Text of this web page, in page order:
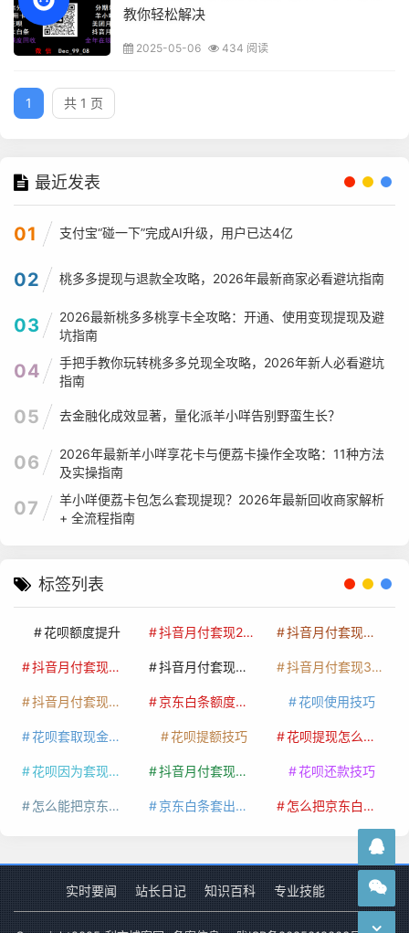
教你轻松解决
2025-05-06 434 阅读
1 共 1 页
最近发表
01 支付宝“碰一下”完成AI升级，用户已达4亿
02 桃多多提现与退款全攻略，2026年最新商家必看避坑指南
03
2026最新桃多多桃享卡全攻略：开通、使用变现提现及避
坑指南
04
手把手教你玩转桃多多兑现全攻略，2026年新人必看避坑
指南
05 去金融化成效显著，量化派羊小咩告别野蛮生长？
06
2026年最新羊小咩享花卡与便荔卡操作全攻略：11种方法
及实操指南
07
羊小咩便荔卡包怎么套现提现？2026年最新回收商家解析
+ 全流程指南
标签列表
花呗额度提升 抖音月付套现24小时接单 抖音月付套现怎么套
抖音月付套现多少手续费 抖音月付套现商家有哪些 抖音月付套现30秒技巧
抖音月付套现最新方法 京东白条额度提升 花呗使用技巧
花呗套取现金最佳方法 花呗提额技巧 花呗提现怎么操作
花呗因为套现被限额了这种情况要多久才会好 抖音月付套现秒回100起 花呗还款技巧
怎么能把京东白条额度钱套出来 京东白条套出来手续费多少 怎么把京东白条的钱取出来
实时要闻 站长日记 知识百科 专业技能